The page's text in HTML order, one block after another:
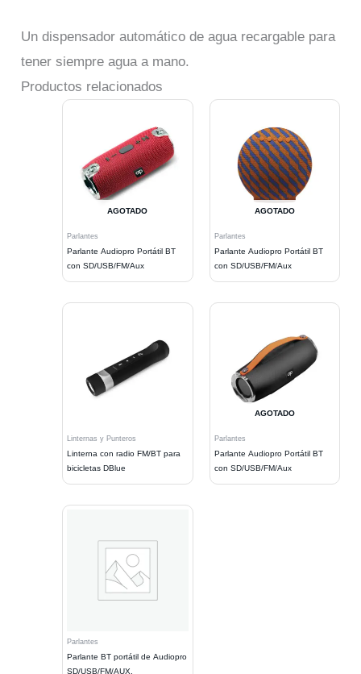
Un dispensador automático de agua recargable para
tener siempre agua a mano.
Productos relacionados
AGOTADO
Parlantes
Parlante Audiopro Portátil BT
con SD/USB/FM/Aux
AGOTADO
Parlantes
Parlante Audiopro Portátil BT
con SD/USB/FM/Aux
Linternas y Punteros
Linterna con radio FM/BT para
bicicletas DBlue
AGOTADO
Parlantes
Parlante Audiopro Portátil BT
con SD/USB/FM/Aux
Parlantes
Parlante BT portátil de Audiopro
SD/USB/FM/AUX.